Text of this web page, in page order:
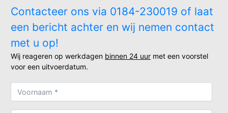
Contacteer ons via 0184-230019 of laat
een bericht achter en wij nemen contact
met u op!
Wij reageren op werkdagen binnen 24 uur met een voorstel
voor een uitvoerdatum.